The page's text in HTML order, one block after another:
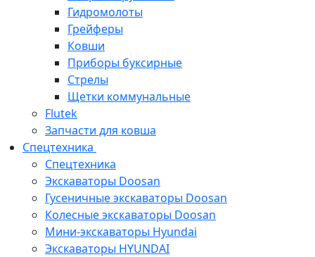
Гидромолоты
Грейферы
Ковши
Приборы буксирные
Стрелы
Щетки коммунальные
Flutek
Запчасти для ковша
Спецтехника
Спецтехника
Экскаваторы Doosan
Гусеничные экскаваторы Doosan
Колесные экскаваторы Doosan
Мини-экскаваторы Hyundai
Экскаваторы HYUNDAI